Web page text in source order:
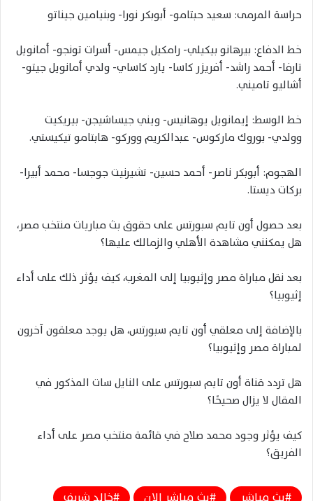
حراسة المرمى: سعيد حبتامو- أبوبكر نورا- وبنيامين جيناتو
خط الدفاع: بيرهانو بيكيلي- رامكيل جيمس- أسرات تونجو- أمانويل
تارفا- أحمد راشد- أفريزر كاسا- يارد كاساي- ولدي أمانويل جيتو-
أشاليو تاميني.
خط الوسط: إيمانويل يوهانيس- ويني جيساشيجن- بيريكيت
وولدي- بوروك ماركوس- عبدالكريم ووركو- هابتامو تيكيستي.
الهجوم: أبوبكر ناصر- أحمد حسين- تشيرنيت جوجسا- محمد أبيرا-
بركات ديستا.
بعد حصول أون تايم سبورتس على حقوق بث مباريات منتخب مصر،
هل يمكنني مشاهدة الأهلي والزمالك عليها؟
بعد نقل مباراة مصر وإثيوبيا إلى المغرب، كيف يؤثر ذلك على أداء
إثيوبيا؟
بالإضافة إلى معلقي أون تايم سبورتس، هل يوجد معلقون آخرون
لمباراة مصر وإثيوبيا؟
هل تردد قناة أون تايم سبورتس على النايل سات المذكور في
المقال لا يزال صحيحًا؟
كيف يؤثر وجود محمد صلاح في قائمة منتخب مصر على أداء
الفريق؟